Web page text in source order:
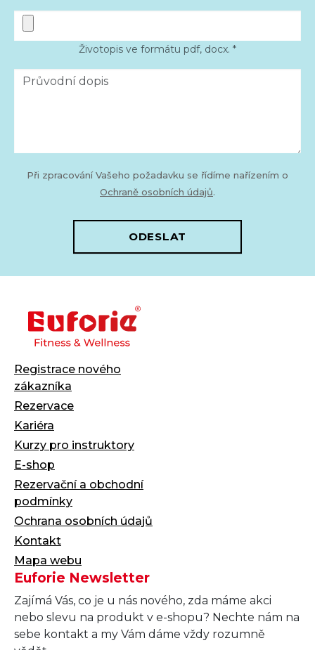
Životopis ve formátu pdf, docx. *
Při zpracování Vašeho požadavku se řídíme nařízením o
Ochraně osobních údajů.
ODESLAT
Registrace nového
zákazníka
Rezervace
Kariéra
Kurzy pro instruktory
E-shop
Rezervační a obchodní
podmínky
Ochrana osobních údajů
Kontakt
Mapa webu
Euforie Newsletter
Zajímá Vás, co je u nás nového, zda máme akci
nebo slevu na produkt v e-shopu? Nechte nám na
sebe kontakt a my Vám dáme vždy rozumně